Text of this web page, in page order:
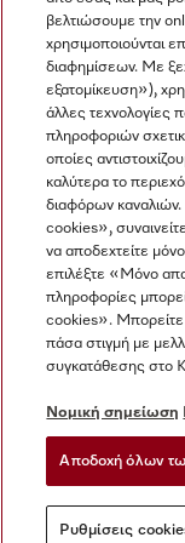
Η εταιρεία μας
Όροι και
Προστασία δεδομένων
Όροι Χρήσης
Δήλωση
Νόμος για τις
Ρυθμίσεις cookies
Miele στο Instagram
Miele στοMiele
βελτιώσουμε την
χρησιμοποιούνται
διαφημίσεων. Με
εξατομίκευση»),
άλλες τεχνολογίες
πληροφοριών
οποίες
καλύτερα το
διαφόρων
cookies»,
να αποδεχτείτε
επιλέξτε «Μόνο
πληροφορίες
cookies». Μπορείτε
πάσα στιγμή με
συγκατάθεσης στο
Νομική σημείωση
Αποδοχή όλων
Ρυθμίσεις